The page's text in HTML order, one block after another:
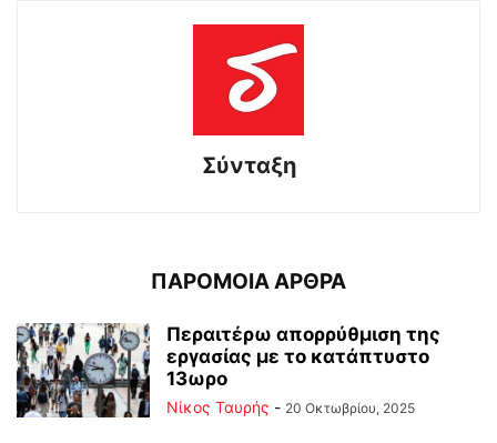
Σύνταξη
ΠΑΡΟΜΟΙΑ ΑΡΘΡΑ
Περαιτέρω απορρύθμιση της
εργασίας με το κατάπτυστο
13ωρο
Νίκος Ταυρής - 20 Οκτωβρίου, 2025